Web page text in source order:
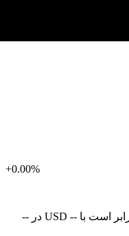
+0.00%
قیمت Triton (TRITON) در undefined برابر است با -- USD در --